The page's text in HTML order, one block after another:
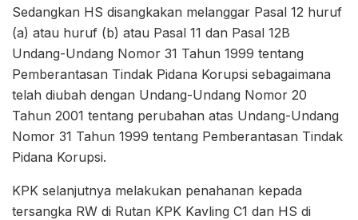
Sedangkan HS disangkakan melanggar Pasal 12 huruf
(a) atau huruf (b) atau Pasal 11 dan Pasal 12B
Undang-Undang Nomor 31 Tahun 1999 tentang
Pemberantasan Tindak Pidana Korupsi sebagaimana
telah diubah dengan Undang-Undang Nomor 20
Tahun 2001 tentang perubahan atas Undang-Undang
Nomor 31 Tahun 1999 tentang Pemberantasan Tindak
Pidana Korupsi.
KPK selanjutnya melakukan penahanan kepada
tersangka RW di Rutan KPK Kavling C1 dan HS di